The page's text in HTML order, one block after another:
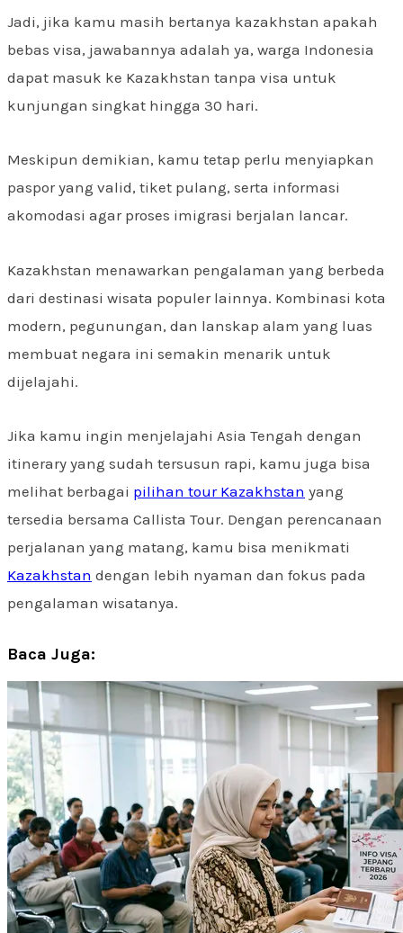
Jadi, jika kamu masih bertanya kazakhstan apakah
bebas visa, jawabannya adalah ya, warga Indonesia
dapat masuk ke Kazakhstan tanpa visa untuk
kunjungan singkat hingga 30 hari.
Meskipun demikian, kamu tetap perlu menyiapkan
paspor yang valid, tiket pulang, serta informasi
akomodasi agar proses imigrasi berjalan lancar.
Kazakhstan menawarkan pengalaman yang berbeda
dari destinasi wisata populer lainnya. Kombinasi kota
modern, pegunungan, dan lanskap alam yang luas
membuat negara ini semakin menarik untuk
dijelajahi.
Jika kamu ingin menjelajahi Asia Tengah dengan
itinerary yang sudah tersusun rapi, kamu juga bisa
melihat berbagai pilihan tour Kazakhstan yang
tersedia bersama Callista Tour. Dengan perencanaan
perjalanan yang matang, kamu bisa menikmati
Kazakhstan dengan lebih nyaman dan fokus pada
pengalaman wisatanya.
Baca Juga: